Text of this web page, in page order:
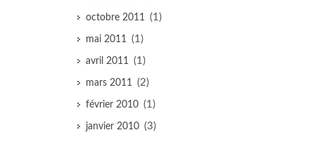
octobre 2011 (1)
mai 2011 (1)
avril 2011 (1)
mars 2011 (2)
février 2010 (1)
janvier 2010 (3)